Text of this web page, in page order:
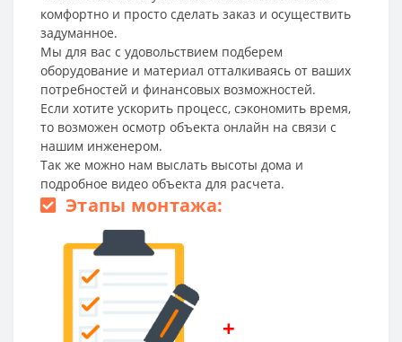
комфортно и просто сделать заказ и осуществить
задуманное.
Мы для вас с удовольствием подберем
оборудование и материал отталкиваясь от ваших
потребностей и финансовых возможностей.
Если хотите ускорить процесс, сэкономить время,
то возможен осмотр объекта онлайн на связи с
нашим инженером.
Так же можно нам выслать высоты дома и
подробное видео объекта для расчета.
Этапы монтажа:
+